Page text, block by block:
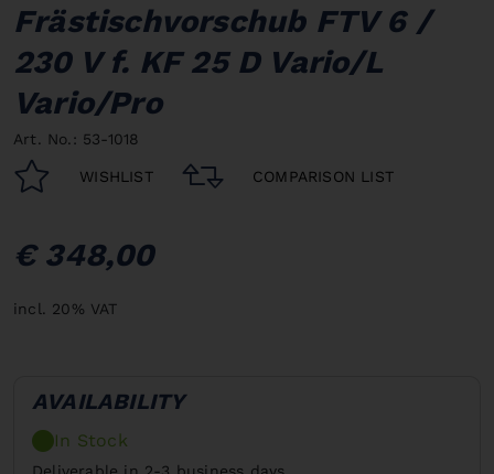
Frästischvorschub FTV 6 /
230 V f. KF 25 D Vario/L
Vario/Pro
Art. No.: 53-1018
WISHLIST COMPARISON LIST
€ 348,00
incl. 20% VAT
AVAILABILITY
In Stock
Deliverable in 2-3 business days